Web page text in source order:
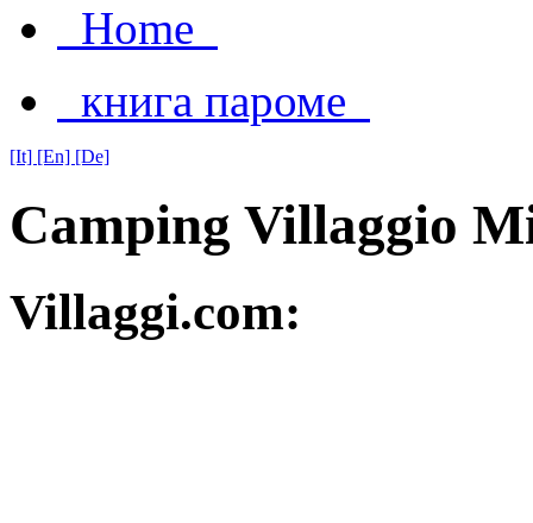
Home
книга пароме
[It] [En] [De]
Camping Villaggio
Villaggi.com: